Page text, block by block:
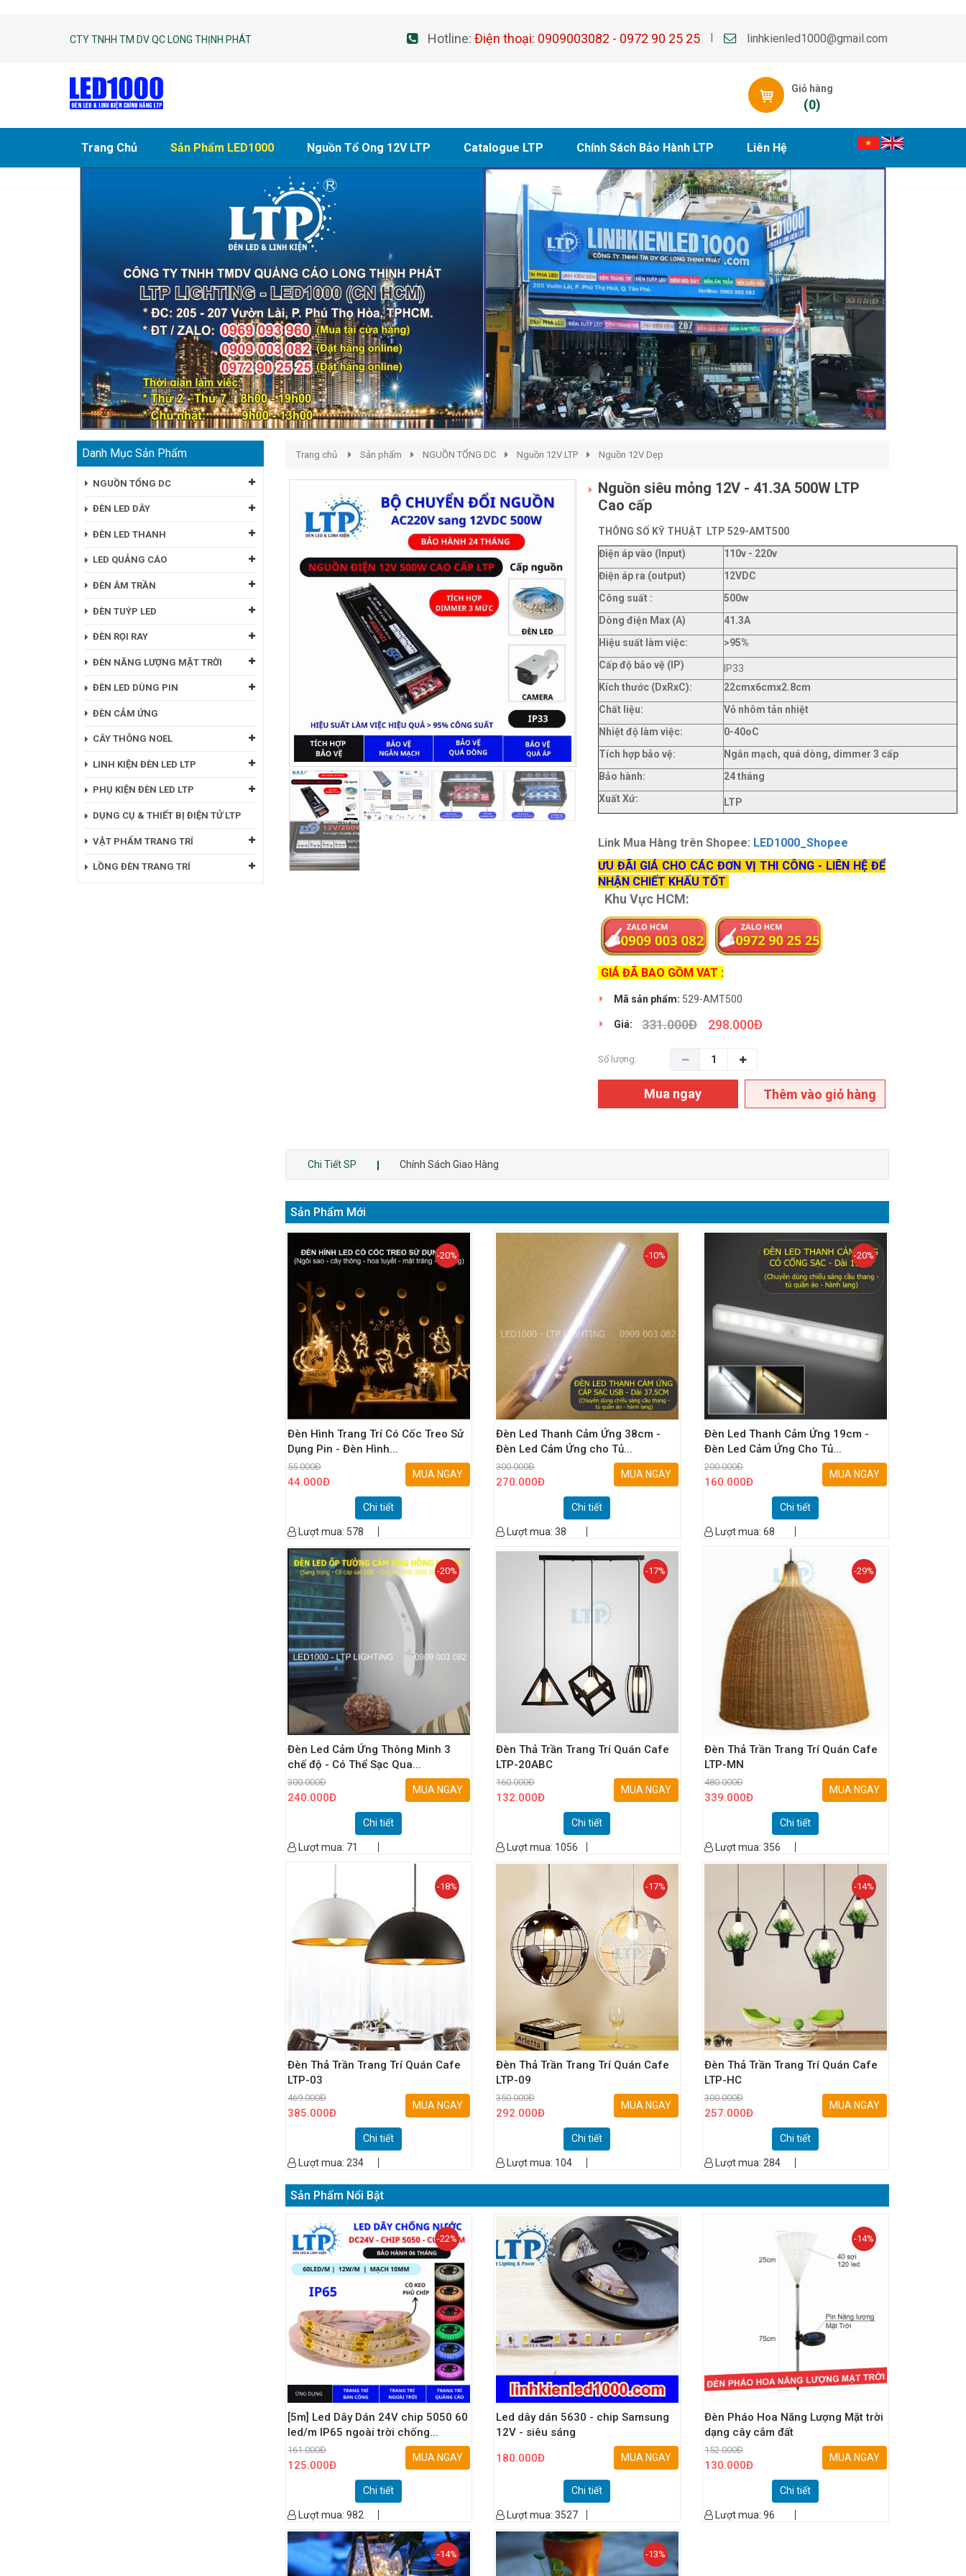
CTY TNHH TM DV QC LONG THỊNH PHÁT Hotline: Điện thoại: 0909003082 - 0972 90 25 25 linhkienled1000@gmail.com
Giỏ hàng
(0)
Trang Chủ Sản Phẩm LED1000 Nguồn Tổ Ong 12V LTP Catalogue LTP Chính Sách Bảo Hành LTP Liên Hệ
Danh Mục Sản Phẩm
NGUỒN TỔNG DC
ĐÈN LED DÂY
ĐÈN LED THANH
LED QUẢNG CÁO
ĐÈN ÂM TRẦN
ĐÈN TUÝP LED
ĐÈN RỌI RAY
ĐÈN NĂNG LƯỢNG MẶT TRỜI
ĐÈN LED DÙNG PIN
ĐÈN CẢM ỨNG
CÂY THÔNG NOEL
LINH KIỆN ĐÈN LED LTP
PHỤ KIỆN ĐÈN LED LTP
DỤNG CỤ & THIẾT BỊ ĐIỆN TỬ LTP
VẬT PHẨM TRANG TRÍ
LỒNG ĐÈN TRANG TRÍ
Trang chủ Sản phẩm NGUỒN TỔNG DC Nguồn 12V LTP Nguồn 12V Dẹp
Nguồn siêu mỏng 12V - 41.3A 500W LTP
Cao cấp
THÔNG SỐ KỸ THUẬT LTP 529-AMT500
Điện áp vào (Input)
110v - 220v
Điện áp ra (output)
12VDC
Công suất :
500w
Dòng điện Max (A)
41.3A
Hiệu suất làm việc:
>95%
Cấp độ bảo vệ (IP)
IP33
Kích thước (DxRxC):
22cmx6cmx2.8cm
Chất liệu:
Vỏ nhôm tản nhiệt
Nhiệt độ làm việc:
0-40oC
Tích hợp bảo vệ:
Ngắn mạch, quá dòng, dimmer 3 cấp
Bảo hành:
24 tháng
Xuất Xứ:
LTP
Link Mua Hàng trên Shopee: LED1000_Shopee
ƯU ĐÃI GIÁ CHO CÁC ĐƠN VỊ THI CÔNG - LIÊN HỆ ĐỂ
NHẬN CHIẾT KHẤU TỐT
Khu Vực HCM:
GIÁ ĐÃ BAO GỒM VAT :
Mã sản phẩm: 529-AMT500
Giá: 331.000Đ 298.000Đ
Số lượng:
Mua ngay Thêm vào giỏ hàng
Chi Tiết SP Chính Sách Giao Hàng
Sản Phẩm Mới
-20%
Đèn Hình Trang Trí Có Cốc Treo Sử
Dụng Pin - Đèn Hình...
55.000Đ
44.000Đ
MUA NGAY
Chi tiết
Lượt mua: 578
-10%
Đèn Led Thanh Cảm Ứng 38cm -
Đèn Led Cảm Ứng cho Tủ...
300.000Đ
270.000Đ
MUA NGAY
Chi tiết
Lượt mua: 38
-20%
Đèn Led Thanh Cảm Ứng 19cm -
Đèn Led Cảm Ứng Cho Tủ...
200.000Đ
160.000Đ
MUA NGAY
Chi tiết
Lượt mua: 68
-20%
Đèn Led Cảm Ứng Thông Minh 3
chế độ - Có Thể Sạc Qua...
300.000Đ
240.000Đ
MUA NGAY
Chi tiết
Lượt mua: 71
-17%
Đèn Thả Trần Trang Trí Quán Cafe
LTP-20ABC
160.000Đ
132.000Đ
MUA NGAY
Chi tiết
Lượt mua: 1056
-29%
Đèn Thả Trần Trang Trí Quán Cafe
LTP-MN
480.000Đ
339.000Đ
MUA NGAY
Chi tiết
Lượt mua: 356
-18%
Đèn Thả Trần Trang Trí Quán Cafe
LTP-03
469.000Đ
385.000Đ
MUA NGAY
Chi tiết
Lượt mua: 234
-17%
Đèn Thả Trần Trang Trí Quán Cafe
LTP-09
350.000Đ
292.000Đ
MUA NGAY
Chi tiết
Lượt mua: 104
-14%
Đèn Thả Trần Trang Trí Quán Cafe
LTP-HC
300.000Đ
257.000Đ
MUA NGAY
Chi tiết
Lượt mua: 284
Sản Phẩm Nổi Bật
-22%
[5m] Led Dây Dán 24V chip 5050 60
led/m IP65 ngoài trời chống...
161.000Đ
125.000Đ
MUA NGAY
Chi tiết
Lượt mua: 982
Led dây dán 5630 - chip Samsung
12V - siêu sáng
180.000Đ MUA NGAY
Chi tiết
Lượt mua: 3527
-14%
Đèn Pháo Hoa Năng Lượng Mặt trời
dạng cây cắm đất
152.000Đ
130.000Đ
MUA NGAY
Chi tiết
Lượt mua: 96
-14% -13%